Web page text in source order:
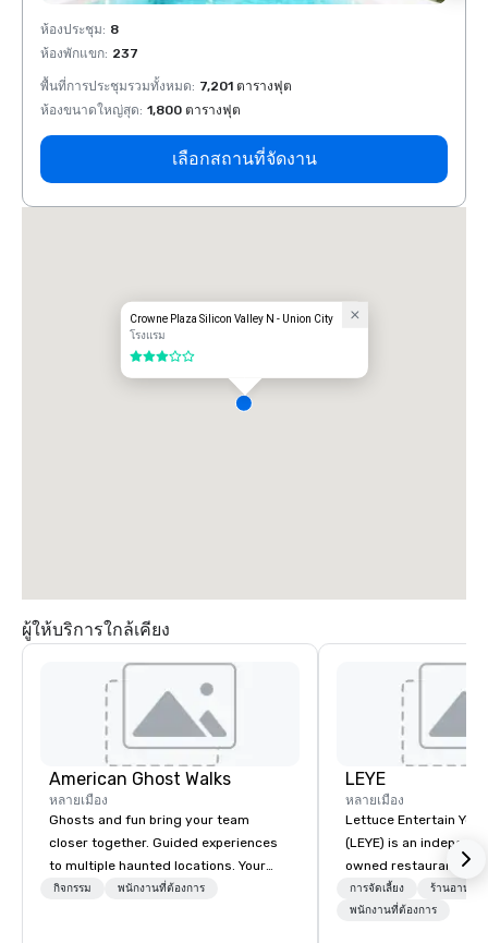
ห้องประชุม: 8
ห้องพักแขก: 237
พื้นที่การประชุมรวมทั้งหมด: 7,201 ตารางฟุต
ห้องขนาดใหญ่สุด: 1,800 ตารางฟุต
เลือกสถานที่จัดงาน
Crowne Plaza Silicon Valley N - Union City
โรงแรม
3 จาก 5
ผู้ให้บริการใกล้เคียง
American Ghost Walks
หลายเมือง
Ghosts and fun bring your team
closer together. Guided experiences
to multiple haunted locations. Your
group will be treated to a ghostly
กิจกรรม พนักงานที่ต้องการ
LEYE
หลายเมือง
Lettuce Entertain You
(LEYE) is an
owned restaurant
Chicago that owns,
licenses more than
การจัดเลี้ยง
ร้านอาหาร
พนักงานที่ต้องการ